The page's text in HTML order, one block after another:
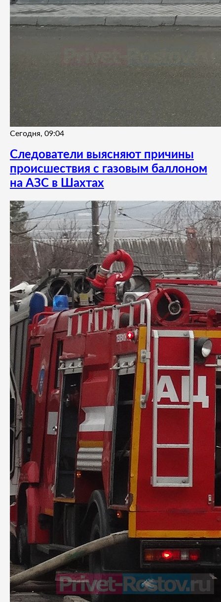
Сегодня, 09:04
Следователи выясняют причины
происшествия с газовым баллоном
на АЗС в Шахтах